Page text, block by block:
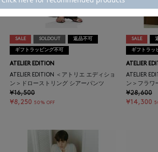
SALE SOLDOUT 返品不可
ギフトラッピング不可
ATELIER EDITION
ATELIER EDITION ＜アトリエ エディショ
ン＞ドローストリング シアーパンツ
¥16,500
¥8,250 50% OFF
SALE
ギフトラッ
ATELIER
ATELIER
ン＞フラワ
¥28,600
¥14,300